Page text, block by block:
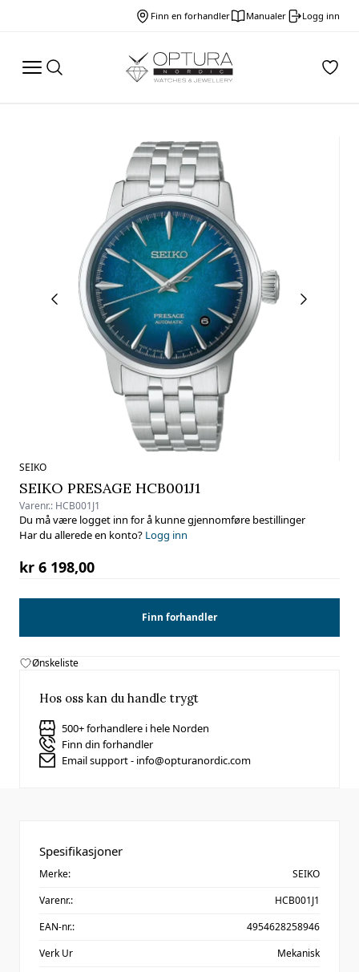
Finn en forhandler Manualer Logg inn
SEIKO
SEIKO PRESAGE HCB001J1
Varenr.: HCB001J1
Du må være logget inn for å kunne gjennomføre bestillinger
Har du allerede en konto? Logg inn
kr 6 198,00
Finn forhandler
Ønskeliste
Hos oss kan du handle trygt
500+ forhandlere i hele Norden
Finn din forhandler
Email support - info@opturanordic.com
Spesifikasjoner
Merke:
SEIKO
Varenr.:
HCB001J1
EAN-nr.:
4954628258946
Verk Ur
Mekanisk